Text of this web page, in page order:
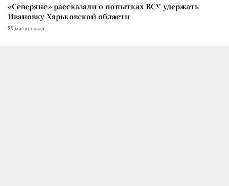
«Северяне» рассказали о попытках ВСУ удержать
Ивановку Харьковской области
39 минут назад